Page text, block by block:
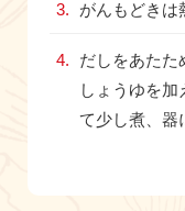
がんもどきは
だしをあたた
しょうゆを加
て少し煮、器